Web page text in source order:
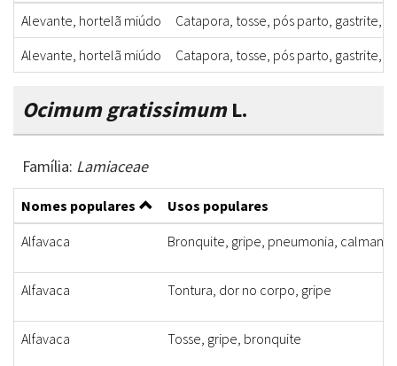
Alevante, hortelã miúdo
Catapora, tosse, pós parto, gastrite,
Alevante, hortelã miúdo
Catapora, tosse, pós parto, gastrite,
Ocimum gratissimumL.
Família: Lamiaceae
Nomes populares
Usos populares
Alfavaca
Bronquite, gripe, pneumonia, calmante
Alfavaca Tontura, dor no corpo, gripe
Alfavaca Tosse, gripe, bronquite